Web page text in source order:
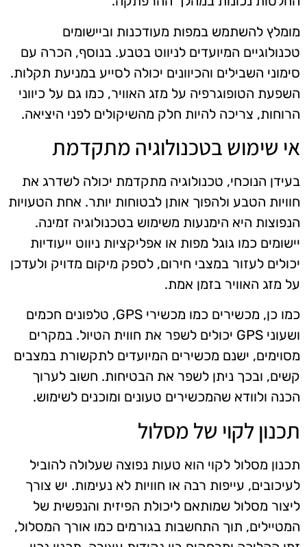
מומלץ להשתמש במפות מעודכנות וביישומים
טכנולוגיים המיועדים לניווט בטבע. בנוסף, הכרה עם
סימוני השבילים והכיוונים יכולה לסייע במניעת תקלות.
השפעת הטופוגרפיה על מזג האוויר, כמו גם על כיווני
הרוחות, צריכה להיות חלק מהשיקולים לפני היציאה.
אי שימוש בטכנולוגיה מתקדמת
בעידן הנוכחי, טכנולוגיה מתקדמת יכולה לשדרג את
חוויות הטבע ולהפוך אותן לבטוחות יותר. אחת הטעויות
הנפוצות היא הימנעות משימוש בטכנולוגיה זמינה.
יישומים כמו גוגל מפות או אפליקציות ניווט ייעודיות
יכולים לעזור במצבי חירום, לספק מיקום מדויק ולעדכן
על מזג האוויר בזמן אמת.
כמו כן, מכשירים כמו מכשירי GPS, טלפונים חכמים
ושעוני GPS יכולים לשפר את חווית הטיול. במקרים
מסוימים, ישנם מכשירים המיועדים לתקשורת במצבים
קשים, ובכך ניתן לשפר את הבטיחות. חשוב לערוך
הכנה ולוודא שהמכשירים טעונים ומוכנים לשימוש.
תכנון לקוי של מסלול
תכנון מסלול לקוי הוא טעות נפוצה שעלולה להוביל
לעיכובים, עייפות רבה או חוויות לא נעימות. יש צורך
ליצור מסלול שמותאם ליכולת הפיזית והנפשית של
המטיילים, תוך התחשבות בגורמים כמו אורך המסלול,